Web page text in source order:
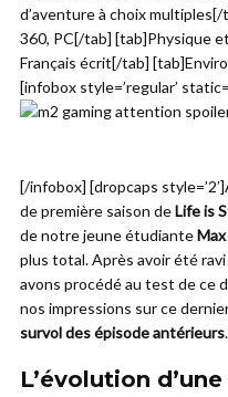
d’aventure à choix
360, PC[/tab] [tab]Physique
Français écrit[/tab]
[infobox style=’regular’
[/infobox] [dropcaps
de première saison deLife is
de notre jeune étudiante
plus total. Après avoir été
avons procédé au test de ce
nos impressions sur ce
survol des épisode antérieurs.
L’évolution